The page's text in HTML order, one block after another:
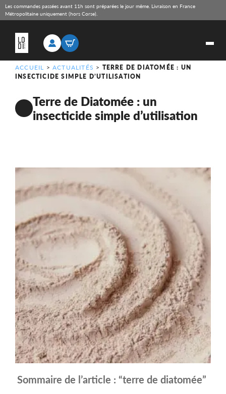
Les commandes passées avant 11h sont préparées le jour même. Livraison en France
Métropolitaine uniquement (hors Corse).
ACCUEIL >ACTUALITÉS > TERRE DE DIATOMÉE : UN
INSECTICIDE SIMPLE D’UTILISATION
Terre de Diatomée : un
insecticide simple d’utilisation
Sommaire de l’article : “terre de diatomée”